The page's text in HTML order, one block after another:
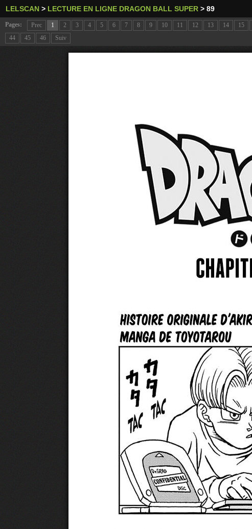
LELSCAN > LECTURE EN LIGNE DRAGON BALL SUPER > 89
Pages: Prec 1 2 3 4 5 6 7 8 9 10 11 12 13 14 15
44
45 46 Suiv